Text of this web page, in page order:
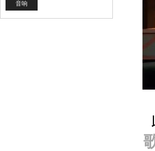
音响